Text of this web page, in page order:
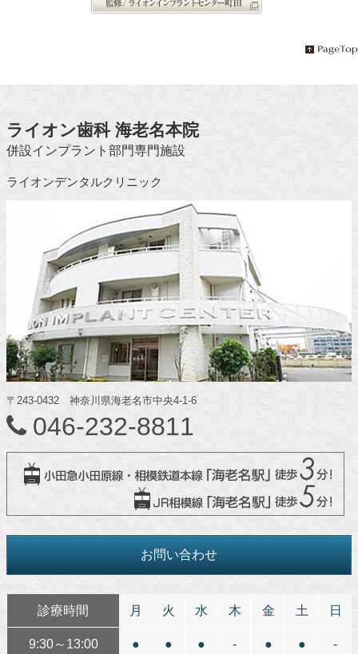
ライオン歯科 海老名本院
併設インプラント部門専門施設
ライオンデンタルクリニック
〒243-0432 神奈川県海老名市中央4-1-6
046-232-8811
お問い合わせ
診療時間 月 火 水 木 金 土 日
9:30～13:00 ● ● ● - ● ● -